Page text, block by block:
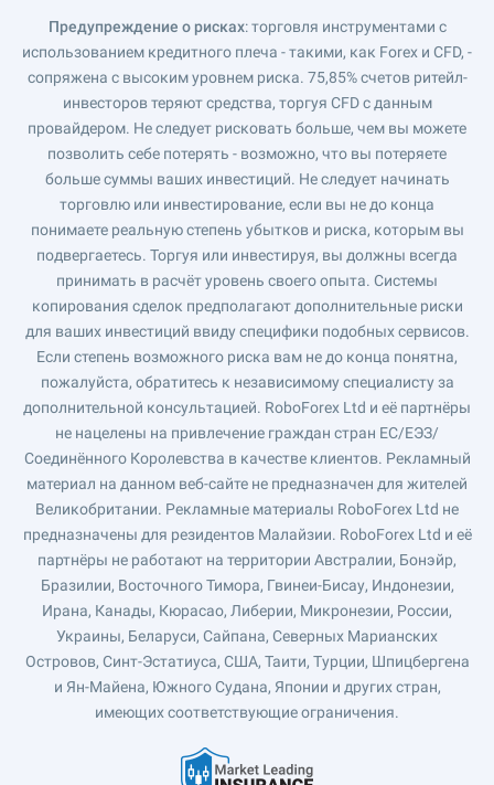
Предупреждение о рисках: торговля инструментами с
использованием кредитного плеча - такими, как Forex и CFD, -
сопряжена с высоким уровнем риска. 75,85% счетов ритейл-
инвесторов теряют средства, торгуя CFD с данным
провайдером. Не следует рисковать больше, чем вы можете
позволить себе потерять - возможно, что вы потеряете
больше суммы ваших инвестиций. Не следует начинать
торговлю или инвестирование, если вы не до конца
понимаете реальную степень убытков и риска, которым вы
подвергаетесь. Торгуя или инвестируя, вы должны всегда
принимать в расчёт уровень своего опыта. Системы
копирования сделок предполагают дополнительные риски
для ваших инвестиций ввиду специфики подобных сервисов.
Если степень возможного риска вам не до конца понятна,
пожалуйста, обратитесь к независимому специалисту за
дополнительной консультацией. RoboForex Ltd и её партнёры
не нацелены на привлечение граждан стран ЕС/ЕЭЗ/
Соединённого Королевства в качестве клиентов. Рекламный
материал на данном веб-сайте не предназначен для жителей
Великобритании. Рекламные материалы RoboForex Ltd не
предназначены для резидентов Малайзии. RoboForex Ltd и её
партнёры не работают на территории Австралии, Бонэйр,
Бразилии, Восточного Тимора, Гвинеи-Бисау, Индонезии,
Ирана, Канады, Кюрасао, Либерии, Микронезии, России,
Украины, Беларуси, Сайпана, Северных Марианских
Островов, Синт-Эстатиуса, США, Таити, Турции, Шпицбергена
и Ян-Майена, Южного Судана, Японии и других стран,
имеющих соответствующие ограничения.